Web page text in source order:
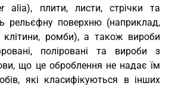
alia), плити, листи, стрічки та
поверхню (наприклад,
клітини, ромби), а також вироби
поліровані та вироби з
що це оброблення не надає їм
які класифікуються в інших